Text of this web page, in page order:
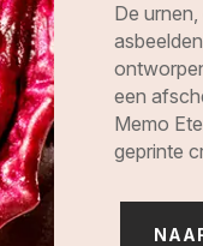
De
een
Memo
geprinte